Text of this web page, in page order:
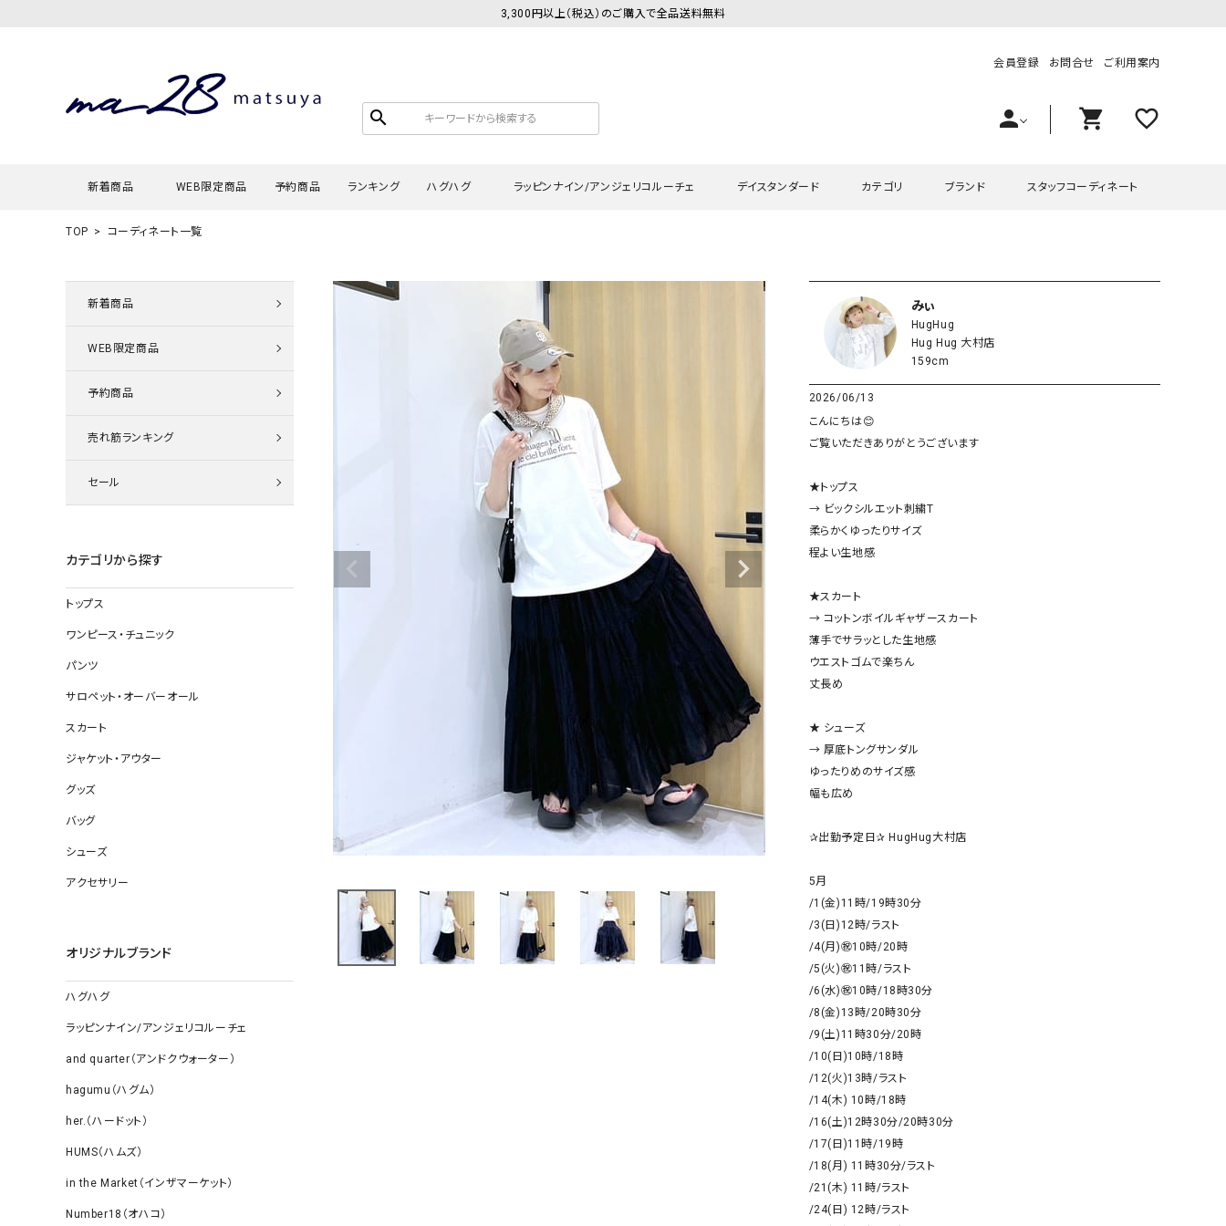
3,300円以上（税込）のご購入で全品送料無料
search
会員登録 お問合せ ご利用案内
person shopping_cart favorite_outline
新着商品 WEB限定商品 予約商品 ランキング ハグハグ
タンクトップ・キャミソール
ロング・マキシ丈
その他スカート
その他雑貨
ラッピンナイン/アンジェリコルーチェ
カーディガン
タンクトップ・キャミソール
デニムパンツ
その他のパンツ その他スカート
バッグ
すべて見る
デイスタンダード
チュニック
その他スカート
ジャケット
コート
靴
帽子
ソックス・その他雑貨
カテゴリ
ワンピース・チュニック
サロペット・オーバーオール
スカート
ジャケット・アウター
グッズ
サロペット・オーバーオール
グッズ
ブランド
ラッピンナイン/アンジェリコルーチェ
hagumu（ハグム）
her.（ハードット）
and quarter（アンドクウォーター） HUMS（ハムズ）
Our.（アワードット）
Wrapin nine9（ラッピンナイン）
1 metre carre（アンメートルキャレ ）
ASFVLT（アスファルト）
blue willow（ブルーウィロー）
CUBE SUGAR（キューブシュガー）
Champion（チャンピオン）
DENIM DUNGAREE（デニムダンガリー）
EVOL（イーボル）
Emma Taylor（エマテイラー）
スタッフコーディネート
TOP コーディネート一覧
新着商品
WEB限定商品
予約商品
売れ筋ランキング
セール
カテゴリから探す
トップス
ワンピース・チュニック
パンツ
サロペット・オーバーオール
スカート
ジャケット・アウター
グッズ
バッグ
シューズ
アクセサリー
オリジナルブランド
ハグハグ
ラッピンナイン/アンジェリコルーチェ
and quarter（アンドクウォーター）
hagumu（ハグム）
her.（ハードット）
HUMS（ハムズ）
in the Market（インザマーケット）
Number18（オハコ）
みぃ
HugHug
Hug Hug 大村店
159cm
2026/06/13
こんにちは😊
ご覧いただきありがとうございます
★トップス
→ ビックシルエット刺繍T
柔らかくゆったりサイズ
程よい生地感
★スカート
→ コットンボイルギャザースカート
薄手でサラッとした生地感
ウエストゴムで楽ちん
丈長め
★ シューズ
→ 厚底トングサンダル
ゆったりめのサイズ感
幅も広め
✰出勤予定日✰ HugHug大村店
5月
/1(金)11時/19時30分
/3(日)12時/ラスト
/4(月)㊗️10時/20時
/5(火)㊗️11時/ラスト
/6(水)㊗️10時/18時30分
/8(金)13時/20時30分
/9(土)11時30分/20時
/10(日)10時/18時
/12(火)13時/ラスト
/14(木) 10時/18時
/16(土)12時30分/20時30分
/17(日)11時/19時
/18(月) 11時30分/ラスト
/21(木) 11時/ラスト
/24(日) 12時/ラスト